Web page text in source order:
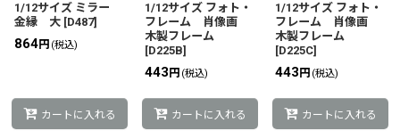
1/12サイズ ミラー
金縁 大 [D487]
864円 (税込)
カートに入れる
1/12サイズ フォト・
フレーム 肖像画
木製フレーム
[D225B]
443 円 (税込)
カートに入れる
1/12サイズ フォト・
フレーム 肖像画
木製フレーム
[D225C]
443 円 (税込)
カートに入れる